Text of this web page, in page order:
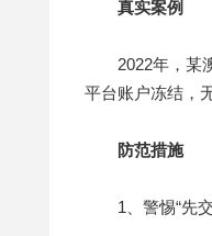
真实案例
2022年，某澳
平台账户冻结，
防范措施
1、警惕“先交